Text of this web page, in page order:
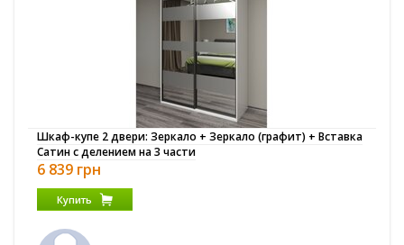
Шкаф-купе 2 двери: Зеркало + Зеркало (графит) + Вставка
Сатин с делением на 3 части
6 839 грн
Купить